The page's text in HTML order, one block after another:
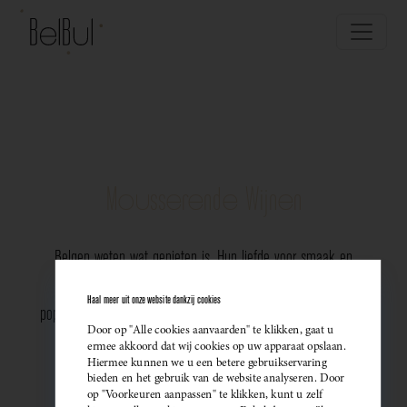
Belgen weten wat genieten is. Hun liefde voor smaak en
populariteit van Belgische mousserende wijnen. Meer dan ooit
kiezen ze bewust voor lokale bubbels — ideaal als
sprankelend aperitief of als verfijnde match bij een
gastronomisch diner. Santé!
Haal meer uit onze website dankzij cookies
Door op "Alle cookies aanvaarden" te klikken, gaat u
ermee akkoord dat wij cookies op uw apparaat opslaan.
Hiermee kunnen we u een betere gebruikservaring
bieden en het gebruik van de website analyseren. Door
op "Voorkeuren aanpassen" te klikken, kunt u zelf